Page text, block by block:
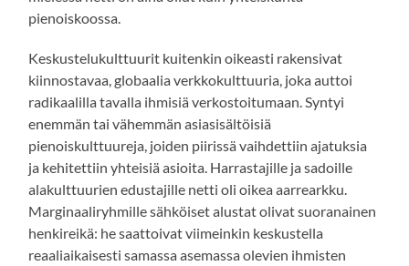
pienoiskoossa.
Keskustelukulttuurit kuitenkin oikeasti rakensivat
kiinnostavaa, globaalia verkkokulttuuria, joka auttoi
radikaalilla tavalla ihmisiä verkostoitumaan. Syntyi
enemmän tai vähemmän asiasisältöisiä
pienoiskulttuureja, joiden piirissä vaihdettiin ajatuksia
ja kehitettiin yhteisiä asioita. Harrastajille ja sadoille
alakulttuurien edustajille netti oli oikea aarrearkku.
Marginaaliryhmille sähköiset alustat olivat suoranainen
henkireikä: he saattoivat viimeinkin keskustella
reaaliaikaisesti samassa asemassa olevien ihmisten